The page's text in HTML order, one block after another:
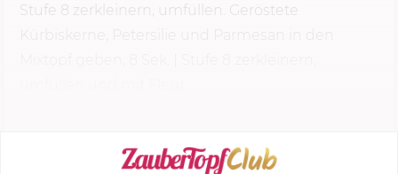
Stufe 8 zerkleinern, umfüllen. Geröstete
KOCHMODUS STARTEN